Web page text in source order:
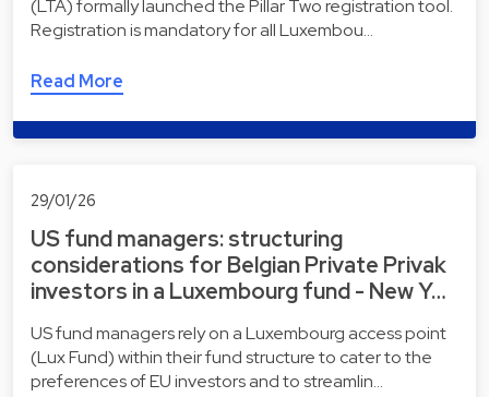
(LTA) formally launched the Pillar Two registration tool.
Registration is mandatory for all Luxembou…
Read More
29/01/26
US fund managers: structuring
considerations for Belgian Private Privak
investors in a Luxembourg fund - New Y…
US fund managers rely on a Luxembourg access point
(Lux Fund) within their fund structure to cater to the
preferences of EU investors and to streamlin…